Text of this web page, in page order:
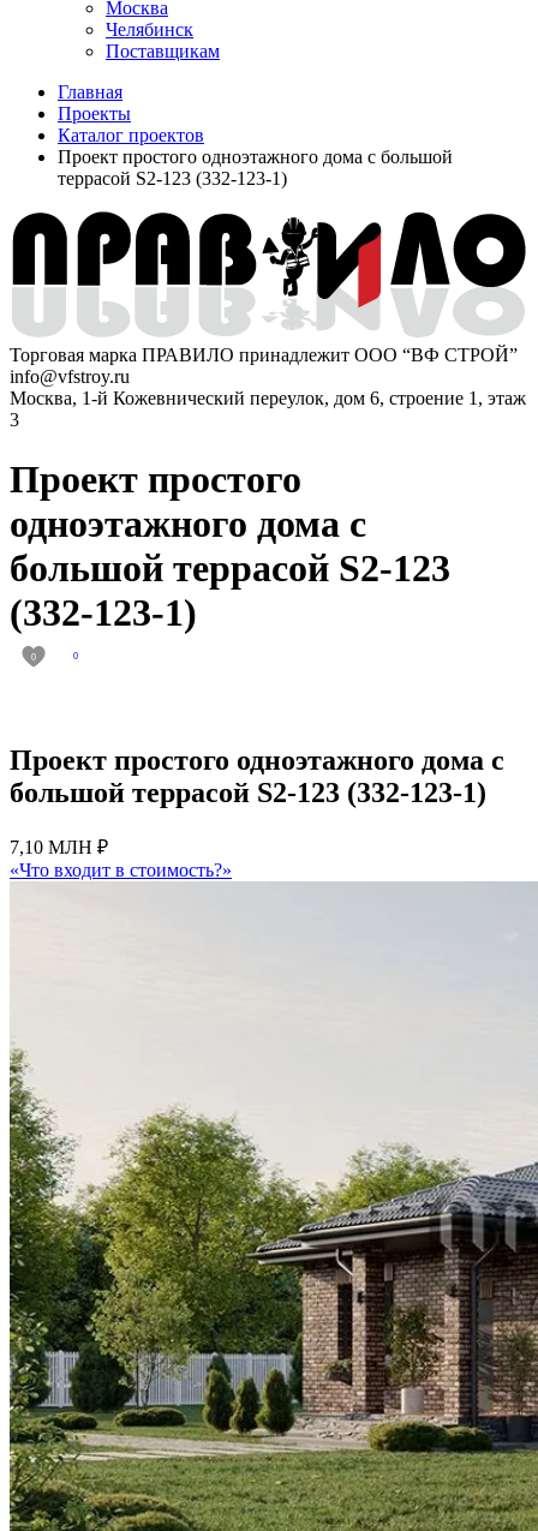
Москва
Челябинск
Поставщикам
Главная
Проекты
Каталог проектов
Проект простого одноэтажного дома с большой
террасой S2-123 (332-123-1)
Торговая марка ПРАВИЛО принадлежит ООО “ВФ СТРОЙ”
info@vfstroy.ru
Москва, 1-й Кожевнический переулок, дом 6, строение 1, этаж
3
Проект простого
одноэтажного дома с
большой террасой S2-123
(332-123-1)
0 0
Проект простого одноэтажного дома с
большой террасой S2-123 (332-123-1)
7,10 МЛН ₽
«Что входит в стоимость?»